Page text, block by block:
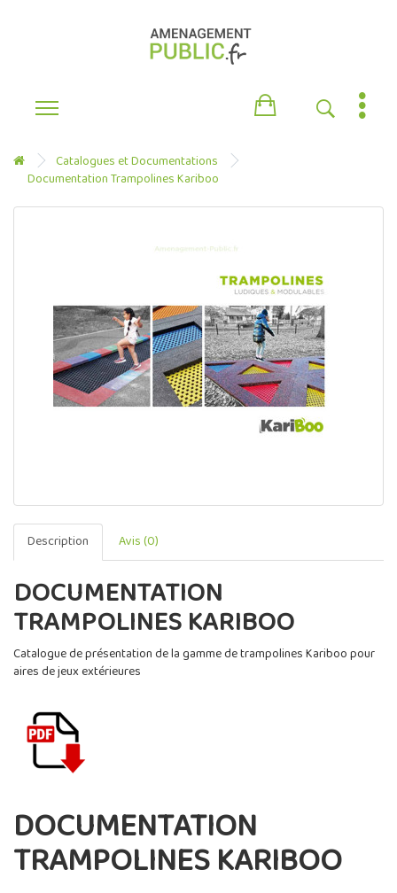
Catalogues et Documentations
Documentation Trampolines Kariboo
Description Avis (0)
DOCUMENTATION
TRAMPOLINES KARIBOO
Catalogue de présentation de la gamme de trampolines Kariboo pour
aires de jeux extérieures
DOCUMENTATION
TRAMPOLINES KARIBOO